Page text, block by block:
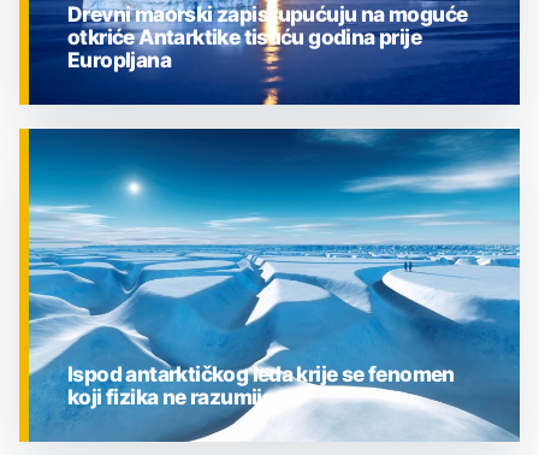
Drevni maorski zapisi upućuju na moguće
otkriće Antarktike tisuću godina prije
Europljana
Ispod antarktičkog leda krije se fenomen
koji fizika ne razumije